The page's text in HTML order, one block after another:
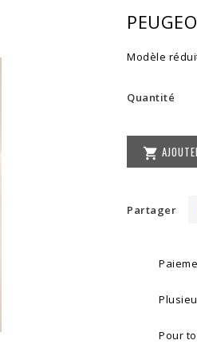
Modèle
Quantité

Partager
Pour